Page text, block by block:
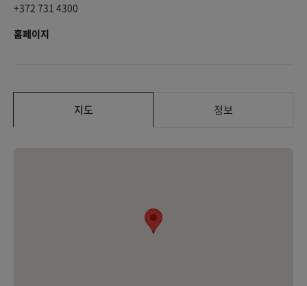
+372 731 4300
홈페이지
지도 정보